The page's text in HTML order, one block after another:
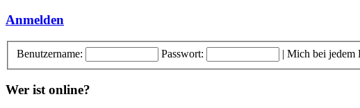
Anmelden
Benutzername: Passwort: | Mich bei jedem
Wer ist online?